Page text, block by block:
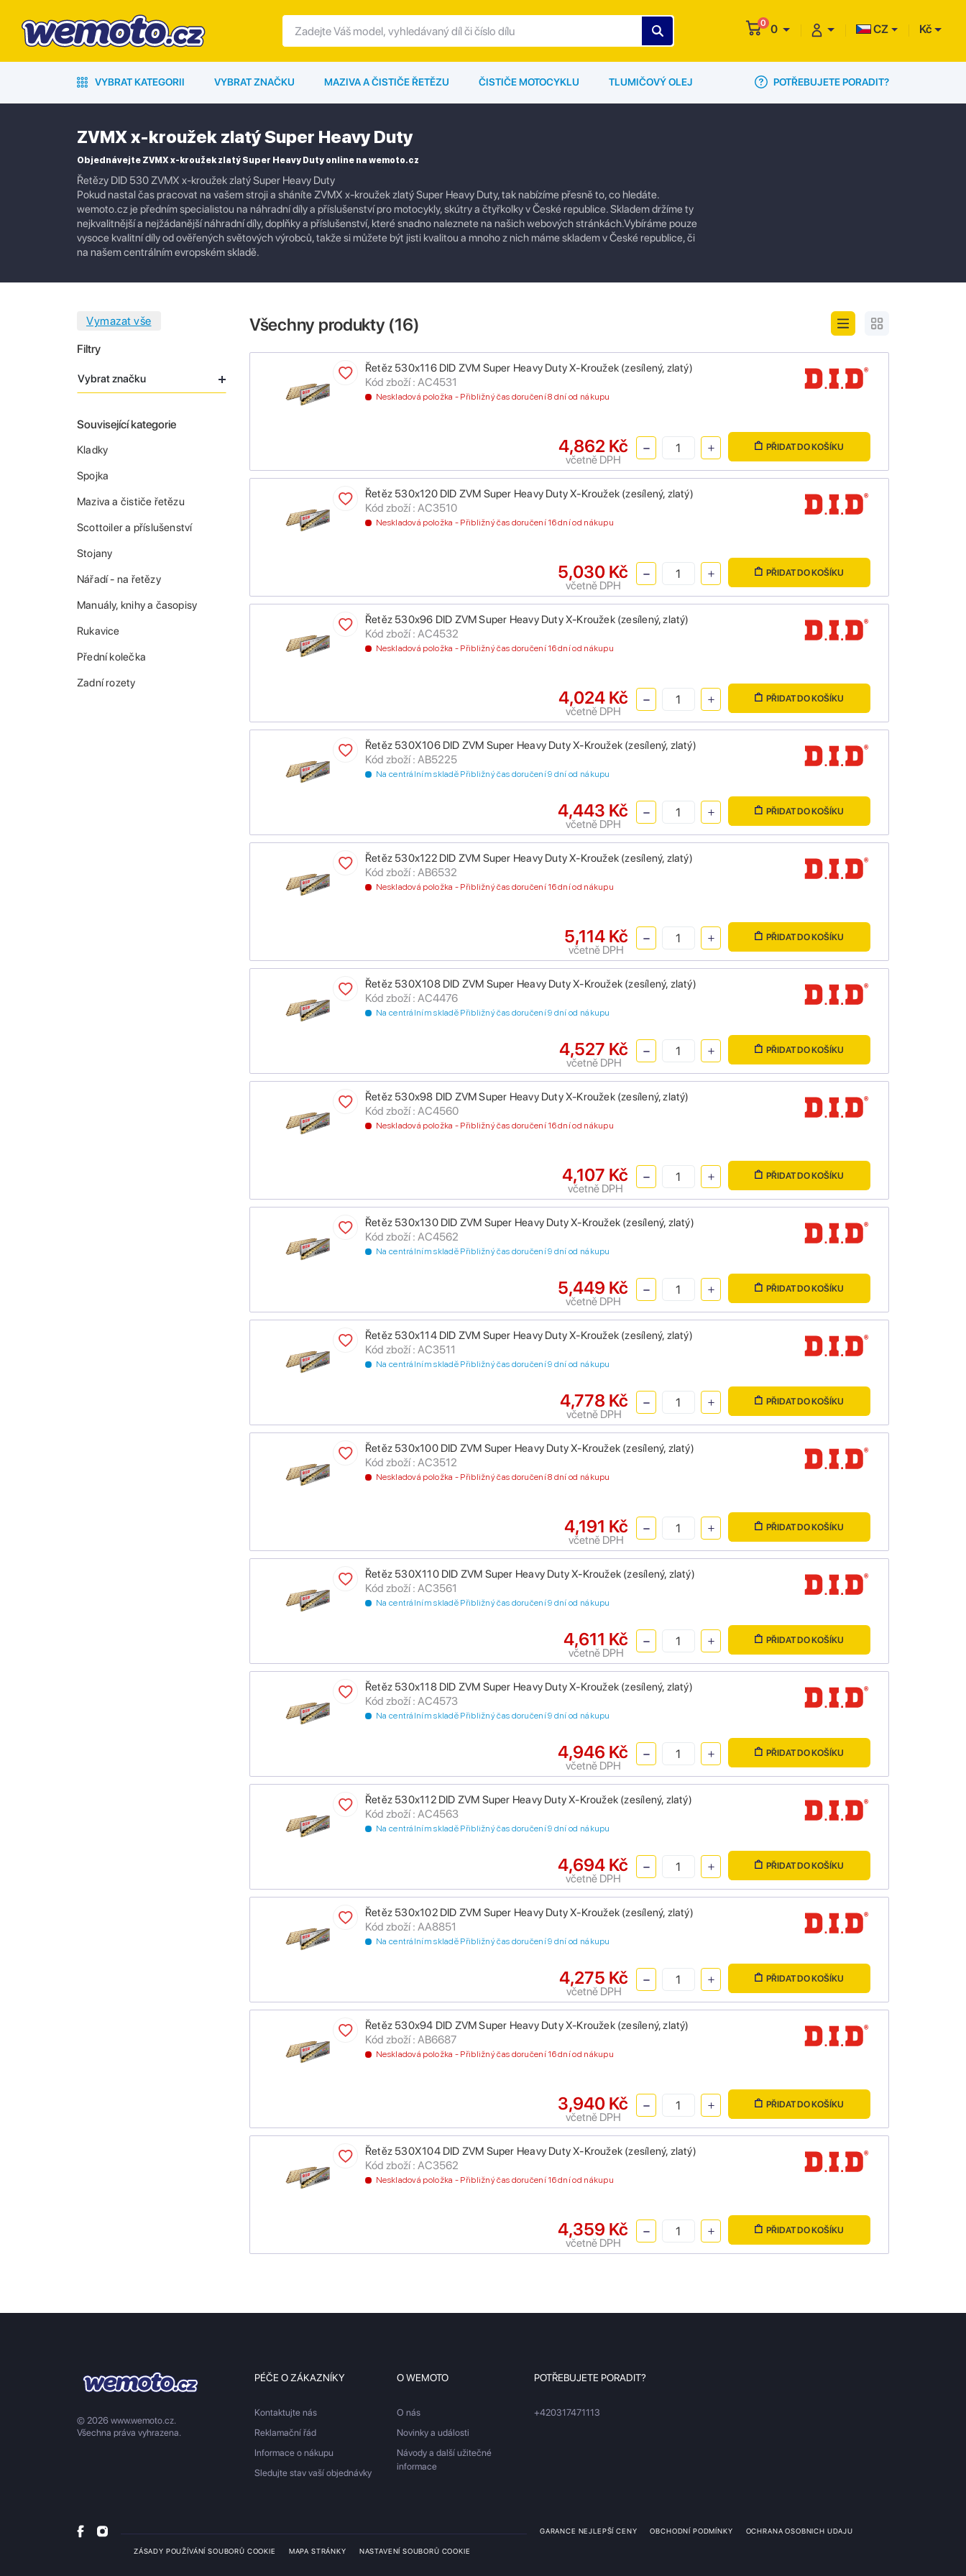
0 0 CZ Kč
VYBRAT KATEGORII VYBRAT ZNAČKU MAZIVA A ČISTIČE ŘETĚZU ČISTIČE MOTOCYKLU TLUMIČOVÝ OLEJ POTŘEBUJETE PORADIT?
ZVMX x-kroužek zlatý Super Heavy Duty
Objednávejte ZVMX x-kroužek zlatý Super Heavy Duty online na wemoto.cz
Řetězy DID 530 ZVMX x-kroužek zlatý Super Heavy Duty
Pokud nastal čas pracovat na vašem stroji a sháníte ZVMX x-kroužek zlatý Super Heavy Duty, tak nabízíme přesně to, co hledáte.
wemoto.cz je předním specialistou na náhradní díly a příslušenství pro motocykly, skútry a čtyřkolky v České republice. Skladem držíme ty
nejkvalitnější a nejžádanější náhradní díly, doplňky a příslušenství, které snadno naleznete na našich webových stránkách.Vybíráme pouze
vysoce kvalitní díly od ověřených světových výrobců, takže si můžete být jisti kvalitou a mnoho z nich máme skladem v České republice, či
na našem centrálním evropském skladě.
Filtry
Vybrat značku
Související kategorie
Kladky
Spojka
Maziva a čističe řetězu
Scottoiler a příslušenství
Stojany
Nářadí - na řetězy
Manuály, knihy a časopisy
Rukavice
Přední kolečka
Zadní rozety
Všechny produkty (16)
Řetěz 530x116 DID ZVM Super Heavy Duty X-Kroužek (zesílený, zlatý)
Kód zboží : AC4531
Neskladová položka - Přibližný čas doručení 8 dní od nákupu
4,862 Kč
včetně DPH
PŘIDAT DO KOŠÍKU
Řetěz 530x120 DID ZVM Super Heavy Duty X-Kroužek (zesílený, zlatý)
Kód zboží : AC3510
Neskladová položka - Přibližný čas doručení 16 dní od nákupu
5,030 Kč
včetně DPH
PŘIDAT DO KOŠÍKU
Řetěz 530x96 DID ZVM Super Heavy Duty X-Kroužek (zesílený, zlatý)
Kód zboží : AC4532
Neskladová položka - Přibližný čas doručení 16 dní od nákupu
4,024 Kč
včetně DPH
PŘIDAT DO KOŠÍKU
Řetěz 530X106 DID ZVM Super Heavy Duty X-Kroužek (zesílený, zlatý)
Kód zboží : AB5225
Na centrálním skladě Přibližný čas doručení 9 dní od nákupu
4,443 Kč
včetně DPH
PŘIDAT DO KOŠÍKU
Řetěz 530x122 DID ZVM Super Heavy Duty X-Kroužek (zesílený, zlatý)
Kód zboží : AB6532
Neskladová položka - Přibližný čas doručení 16 dní od nákupu
5,114 Kč
včetně DPH
PŘIDAT DO KOŠÍKU
Řetěz 530X108 DID ZVM Super Heavy Duty X-Kroužek (zesílený, zlatý)
Kód zboží : AC4476
Na centrálním skladě Přibližný čas doručení 9 dní od nákupu
4,527 Kč
včetně DPH
PŘIDAT DO KOŠÍKU
Řetěz 530x98 DID ZVM Super Heavy Duty X-Kroužek (zesílený, zlatý)
Kód zboží : AC4560
Neskladová položka - Přibližný čas doručení 16 dní od nákupu
4,107 Kč
včetně DPH
PŘIDAT DO KOŠÍKU
Řetěz 530x130 DID ZVM Super Heavy Duty X-Kroužek (zesílený, zlatý)
Kód zboží : AC4562
Na centrálním skladě Přibližný čas doručení 9 dní od nákupu
5,449 Kč
včetně DPH
PŘIDAT DO KOŠÍKU
Řetěz 530x114 DID ZVM Super Heavy Duty X-Kroužek (zesílený, zlatý)
Kód zboží : AC3511
Na centrálním skladě Přibližný čas doručení 9 dní od nákupu
4,778 Kč
včetně DPH
PŘIDAT DO KOŠÍKU
Řetěz 530x100 DID ZVM Super Heavy Duty X-Kroužek (zesílený, zlatý)
Kód zboží : AC3512
Neskladová položka - Přibližný čas doručení 8 dní od nákupu
4,191 Kč
včetně DPH
PŘIDAT DO KOŠÍKU
Řetěz 530X110 DID ZVM Super Heavy Duty X-Kroužek (zesílený, zlatý)
Kód zboží : AC3561
Na centrálním skladě Přibližný čas doručení 9 dní od nákupu
4,611 Kč
včetně DPH
PŘIDAT DO KOŠÍKU
Řetěz 530x118 DID ZVM Super Heavy Duty X-Kroužek (zesílený, zlatý)
Kód zboží : AC4573
Na centrálním skladě Přibližný čas doručení 9 dní od nákupu
4,946 Kč
včetně DPH
PŘIDAT DO KOŠÍKU
Řetěz 530x112 DID ZVM Super Heavy Duty X-Kroužek (zesílený, zlatý)
Kód zboží : AC4563
Na centrálním skladě Přibližný čas doručení 9 dní od nákupu
4,694 Kč
včetně DPH
PŘIDAT DO KOŠÍKU
Řetěz 530x102 DID ZVM Super Heavy Duty X-Kroužek (zesílený, zlatý)
Kód zboží : AA8851
Na centrálním skladě Přibližný čas doručení 9 dní od nákupu
4,275 Kč
včetně DPH
PŘIDAT DO KOŠÍKU
Řetěz 530x94 DID ZVM Super Heavy Duty X-Kroužek (zesílený, zlatý)
Kód zboží : AB6687
Neskladová položka - Přibližný čas doručení 16 dní od nákupu
3,940 Kč
včetně DPH
PŘIDAT DO KOŠÍKU
Řetěz 530X104 DID ZVM Super Heavy Duty X-Kroužek (zesílený, zlatý)
Kód zboží : AC3562
Neskladová položka - Přibližný čas doručení 16 dní od nákupu
4,359 Kč
včetně DPH
PŘIDAT DO KOŠÍKU
© 2026 www.wemoto.cz.
Všechna práva vyhrazena.
PÉČE O ZÁKAZNÍKY
Kontaktujte nás
Reklamační řád
Informace o nákupu
Sledujte stav vaší objednávky
O WEMOTO
O nás
Novinky a události
Návody a další užitečné
informace
POTŘEBUJETE PORADIT?
+420317471113
GARANCE NEJLEPŠÍ CENY OBCHODNÍ PODMÍNKY OCHRANA OSOBNICH UDAJU
ZÁSADY POUŽÍVÁNÍ SOUBORŮ COOKIE MAPA STRÁNKY NASTAVENÍ SOUBORŮ COOKIE